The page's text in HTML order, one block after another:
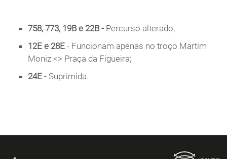
758, 773, 19B e 22B - Percurso alterado;
12E e 28E - Funcionam apenas no troço Martim
Moniz <> Praça da Figueira;
24E - Suprimida.